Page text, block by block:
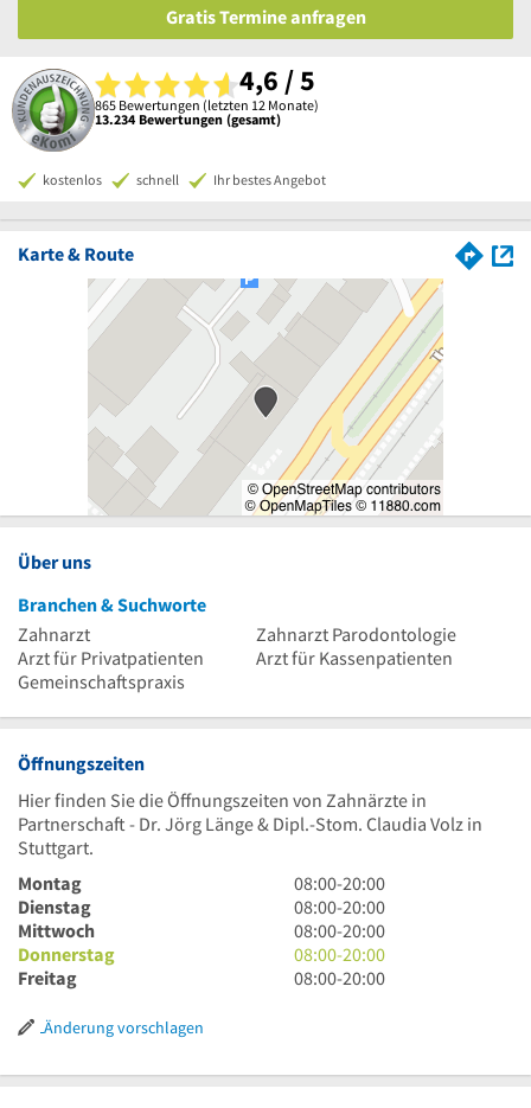
Gratis Termine anfragen
4,6 / 5
865 Bewertungen (letzten 12 Monate)
13.234 Bewertungen (gesamt)
kostenlos schnell Ihr bestes Angebot
Karte & Route
Über uns
Branchen & Suchworte
Zahnarzt
Zahnarzt Parodontologie
Arzt für Privatpatienten
Arzt für Kassenpatienten
Gemeinschaftspraxis
Öffnungszeiten
Hier finden Sie die Öffnungszeiten von Zahnärzte in
Partnerschaft - Dr. Jörg Länge & Dipl.-Stom. Claudia Volz in
Stuttgart.
Montag
8
Uhr
bis
20
Uhr
08:00-20:00
Dienstag
8
Uhr
bis
20
08:00-20:00
Mittwoch
8
Uhr
bis
08:00-20:00
Donnerstag
8
Uhr
08:00-20:00
Freitag
8
Uhr
08:00-20:00
Änderung vorschlagen